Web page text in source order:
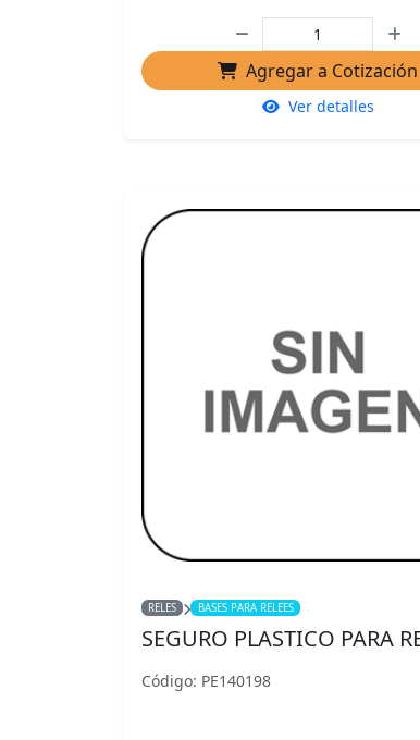
Agregar a Cotización
Ver detalles
RELES BASES PARA RELEES
SEGURO PLASTICO PARA
Código: PE140198